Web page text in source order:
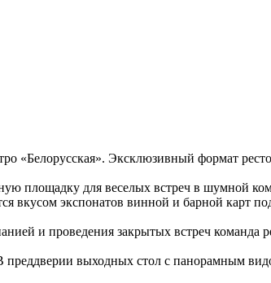
«Белорусская». Эксклюзивный формат
площадку для веселых встреч в шумной
вкусом экспонатов винной и барной карт
и проведения закрытых встреч команда
выходных стол с панорамным